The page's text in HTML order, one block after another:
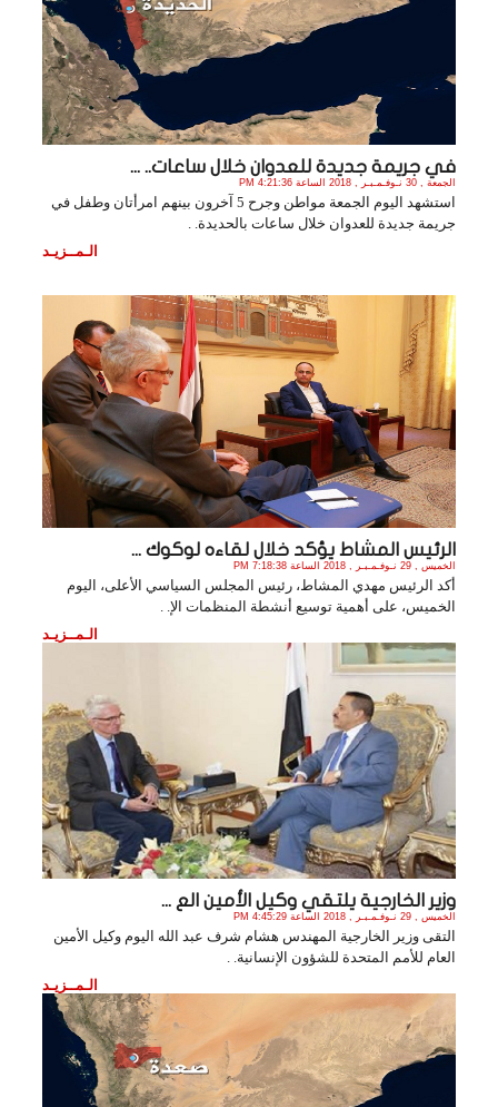
في جريمة جديدة للعدوان خلال ساعات.. ...
الجمعة , 30 نـوفـمـبـر , 2018 الساعة 4:21:36 PM
استشهد اليوم الجمعة مواطن وجرح 5 آخرون بينهم امرأتان وطفل في
جريمة جديدة للعدوان خلال ساعات بالحديدة. .
الـمــزيـد
الرئيس المشاط يؤكد خلال لقاءه لوكوك ...
الخميس , 29 نـوفـمـبـر , 2018 الساعة 7:18:38 PM
أكد الرئيس مهدي المشاط، رئيس المجلس السياسي الأعلى، اليوم
الخميس، على أهمية توسيع أنشطة المنظمات الإ. .
الـمــزيـد
وزير الخارجية يلتقي وكيل الأمين الع ...
الخميس , 29 نـوفـمـبـر , 2018 الساعة 4:45:29 PM
التقى وزير الخارجية المهندس هشام شرف عبد الله اليوم وكيل الأمين
العام للأمم المتحدة للشؤون الإنسانية. .
الـمــزيـد